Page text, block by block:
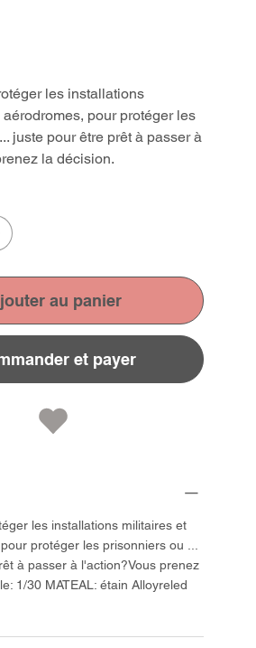
les installations
pour protéger les
juste pour être prêt à passer à
la décision.
au panier
et payer
les installations militaires et
protéger les prisonniers ou ...
à passer à l'action?Vous prenez
1/30 MATEAL: étain Alloyreled